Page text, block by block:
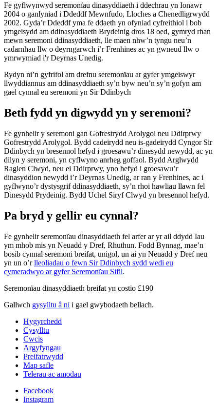
Fe gyflwynwyd seremonïau dinasyddiaeth i ddechrau yn Ionawr
2004 o ganlyniad i Ddeddf Mewnfudo, Lloches a Chenedligrwydd
2002. Gyda’r Ddeddf yma fe ddaeth yn ofyniad cyfreithiol i bob
ymgeisydd am ddinasyddiaeth Brydeinig dros 18 oed, gymryd rhan
mewn seremoni ddinasyddiaeth, lle maen nhw’n tyngu neu’n
cadarnhau llw o deyrngarwch i’r Frenhines ac yn gwneud llw o
ymrwymiad i'r Deyrnas Unedig.
Rydyn ni’n gyfrifol am drefnu seremonïau ar gyfer ymgeiswyr
llwyddiannus am ddinasyddiaeth sy’n byw neu’n sy’n gofyn am
gael cynnal eu seremoni yn Sir Ddinbych
Beth fydd yn digwydd yn y seremoni?
Fe gynhelir y seremoni gan Gofrestrydd Arolygol neu Ddirprwy
Gofrestrydd Arolygol. Bydd cadeirydd neu is-gadeirydd Cyngor Sir
Ddinbych yn bresennol hefyd i groesawu’r dinesydd newydd, ac yn
dilyn y seremoni, yn cyflwyno anrheg goffaol. Bydd Arglwydd
Raglen Clwyd, neu ei Ddirprwy, yno hefyd i groesawu’r
dinasyddion newydd i’r Deyrnas Unedig, ar ran y Frenhines, ac i
gyflwyno’r dystysgrif ddinasyddiaeth, sy’n rhoi hawliau llawn fel
Dinesydd Prydeinig. Bydd Uchel Siryf Clwyd yn bresennol hefyd.
Pa bryd y gellir eu cynnal?
Fe gynhelir seremonïau dinasyddiaeth fel arfer ar yr ail ddydd Iau
ym mhob mis yn Neuadd y Dref, Rhuthun. Fodd Bynnag, mae’n
bosib cynnal seremoni breifat, unigol, un ai yn Neuadd y Dref neu
yn un o’rlleoliadau o fewn Sir Ddinbych sydd wedi eu
cymeradwyo ar gyfer Seremonïau Sifil.
Seremonïau dinasyddiaeth breifat yn costio £190
Gallwch gysylltu â ni i gael gwybodaeth bellach.
Hygyrchedd
Cysylltu
Cwcis
Argyfyngau
Preifatrwydd
Map safle
Telerau ac amodau
Facebook
Instagram